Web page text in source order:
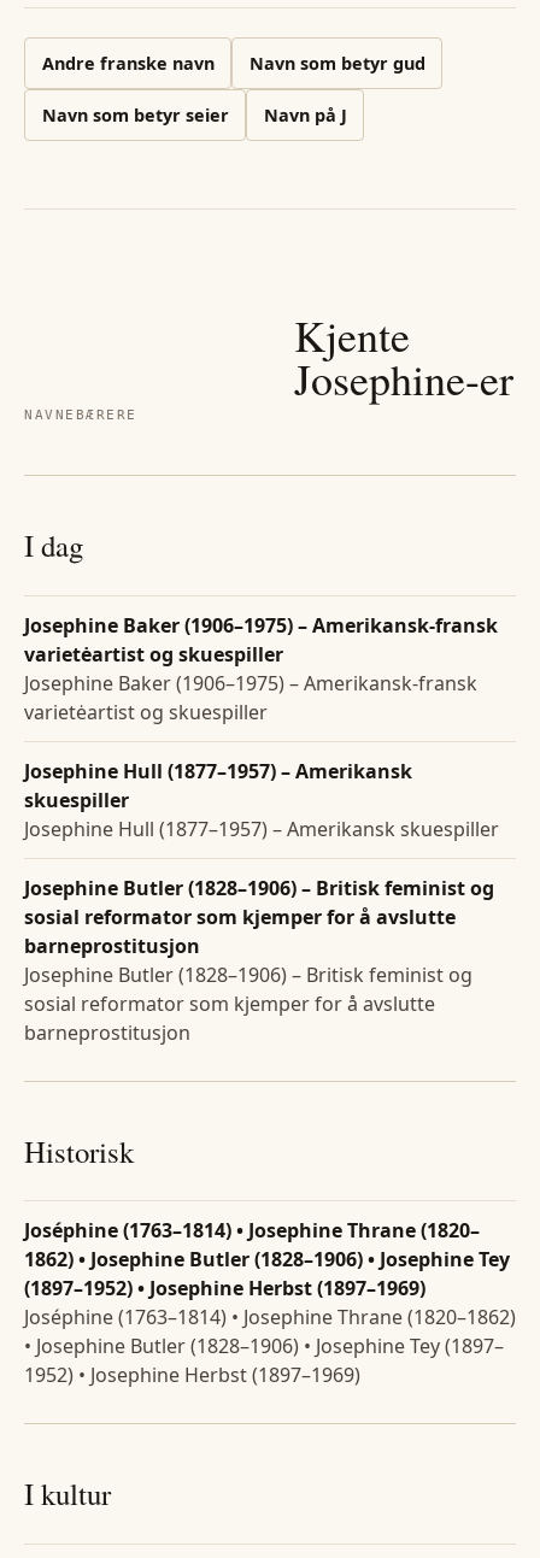
Andre franske navn Navn som betyr gud
Navn som betyr seier Navn på J
NAVNEBÆRERE
Kjente
Josephine-er
I dag
Josephine Baker (1906–1975) – Amerikansk-fransk
varietėartist og skuespiller
Josephine Baker (1906–1975) – Amerikansk-fransk
varietėartist og skuespiller
Josephine Hull (1877–1957) – Amerikansk
skuespiller
Josephine Hull (1877–1957) – Amerikansk skuespiller
Josephine Butler (1828–1906) – Britisk feminist og
sosial reformator som kjemper for å avslutte
barneprostitusjon
Josephine Butler (1828–1906) – Britisk feminist og
sosial reformator som kjemper for å avslutte
barneprostitusjon
Historisk
Joséphine (1763–1814) • Josephine Thrane (1820–
1862) • Josephine Butler (1828–1906) • Josephine Tey
(1897–1952) • Josephine Herbst (1897–1969)
Joséphine (1763–1814) • Josephine Thrane (1820–1862)
• Josephine Butler (1828–1906) • Josephine Tey (1897–
1952) • Josephine Herbst (1897–1969)
I kultur